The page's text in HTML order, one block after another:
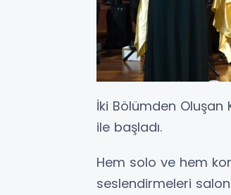
İki Bölümden Oluşan
ile başladı.
Hem solo ve hem
seslendirmeleri